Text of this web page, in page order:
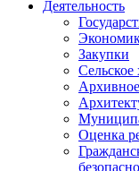
Деятельность
Закупки
Сельское
Оценка